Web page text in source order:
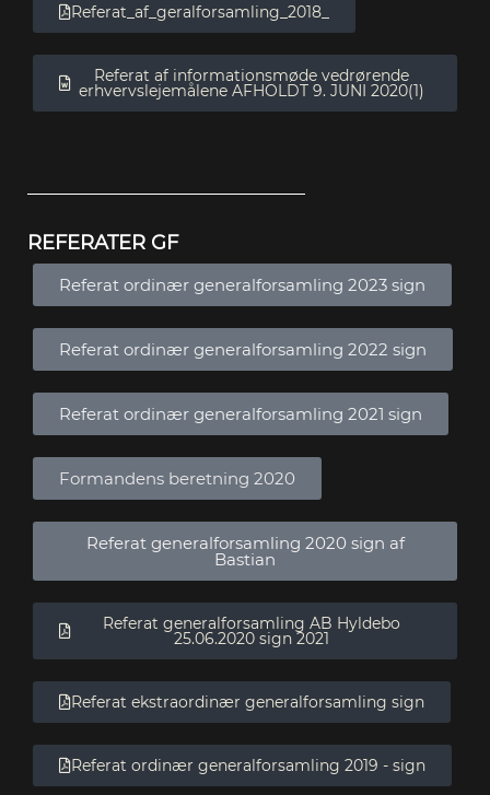
Referat_af_geralforsamling_2018_
Referat af informationsmøde vedrørende
erhvervslejemålene AFHOLDT 9. JUNI 2020(1)
REFERATER GF
Referat ordinær generalforsamling 2023 sign
Referat ordinær generalforsamling 2022 sign
Referat ordinær generalforsamling 2021 sign
Formandens beretning 2020
Referat generalforsamling 2020 sign af
Bastian
Referat generalforsamling AB Hyldebo
25.06.2020 sign 2021
Referat ekstraordinær generalforsamling sign
Referat ordinær generalforsamling 2019 - sign